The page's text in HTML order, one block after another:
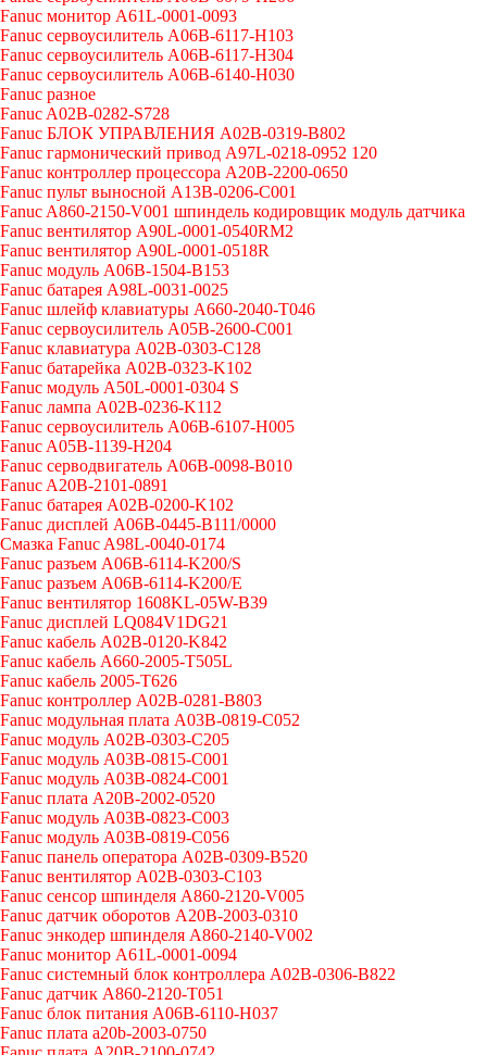
Fanuc монитор A61L-0001-0093
Fanuc сервоусилитель A06B-6117-H103
Fanuc сервоусилитель A06B-6117-H304
Fanuc сервоусилитель A06B-6140-H030
Fanuc разное
Fanuc A02B-0282-S728
Fanuc БЛОК УПРАВЛЕНИЯ A02B-0319-B802
Fanuc гармонический привод A97L-0218-0952 120
Fanuc контроллер процессора A20B-2200-0650
Fanuc пульт выносной A13B-0206-C001
Fanuc A860-2150-V001 шпиндель кодировщик модуль датчика
Fanuc вентилятор A90L-0001-0540RM2
Fanuc вентилятор A90L-0001-0518R
Fanuc модуль A06B-1504-B153
Fanuc батарея A98L-0031-0025
Fanuc шлейф клавиатуры A660-2040-T046
Fanuc сервоусилитель A05B-2600-C001
Fanuc клавиатура A02B-0303-C128
Fanuc батарейка A02B-0323-K102
Fanuc модуль A50L-0001-0304 S
Fanuc лампа A02B-0236-K112
Fanuc сервоусилитель A06B-6107-H005
Fanuc A05B-1139-H204
Fanuc серводвигатель A06B-0098-B010
Fanuc A20B-2101-0891
Fanuc батарея A02B-0200-K102
Fanuc дисплей А06В-0445-В111/0000
Cмазка Fanuc A98L-0040-0174
Fanuc разъем A06B-6114-K200/S
Fanuc разъем A06B-6114-K200/E
Fanuc вентилятор 1608KL-05W-B39
Fanuc дисплей LQ084V1DG21
Fanuc кабель A02B-0120-K842
Fanuc кабель A660-2005-T505L
Fanuc кабель 2005-T626
Fanuc контроллер A02B-0281-B803
Fanuc модульная плата A03B-0819-C052
Fanuc модуль A02B-0303-C205
Fanuc модуль A03B-0815-C001
Fanuc модуль A03B-0824-C001
Fanuc плата A20B-2002-0520
Fanuc модуль A03B-0823-C003
Fanuc модуль A03B-0819-C056
Fanuc панель оператора A02B-0309-B520
Fanuc вентилятор A02B-0303-C103
Fanuc cенсор шпинделя A860-2120-V005
Fanuc датчик оборотов A20B-2003-0310
Fanuc энкодер шпинделя A860-2140-V002
Fanuc монитор A61L-0001-0094
Fanuc системный блок контроллера A02B-0306-B822
Fanuc датчик A860-2120-T051
Fanuc блок питания A06B-6110-H037
Fanuc плата a20b-2003-0750